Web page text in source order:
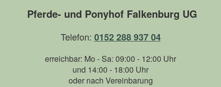
Pferde- und Ponyhof Falkenburg UG
Telefon: 0152 288 937 04
erreichbar: Mo - Sa: 09:00 - 12:00 Uhr
und 14:00 - 18:00 Uhr
oder nach Vereinbarung